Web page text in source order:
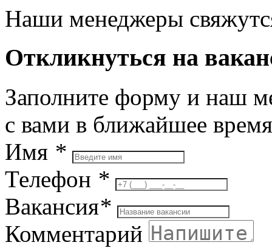
Наши менеджеры
Откликнуться на
Заполните форму и наш
с вами в ближайшее время
Имя *
Телефон *
Вакансия*
Комментарий